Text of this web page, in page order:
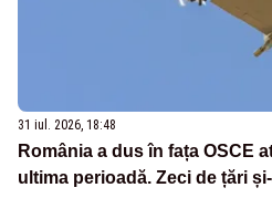
31 iul. 2026, 18:48
România a dus în fața OSCE
ultima perioadă. Zeci de țări